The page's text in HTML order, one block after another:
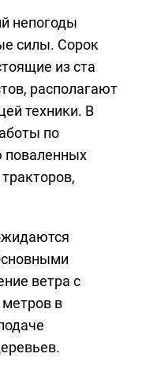
непогоды
силы. Сорок
из ста
располагают
техники. В
по
поваленных
ветра с
в